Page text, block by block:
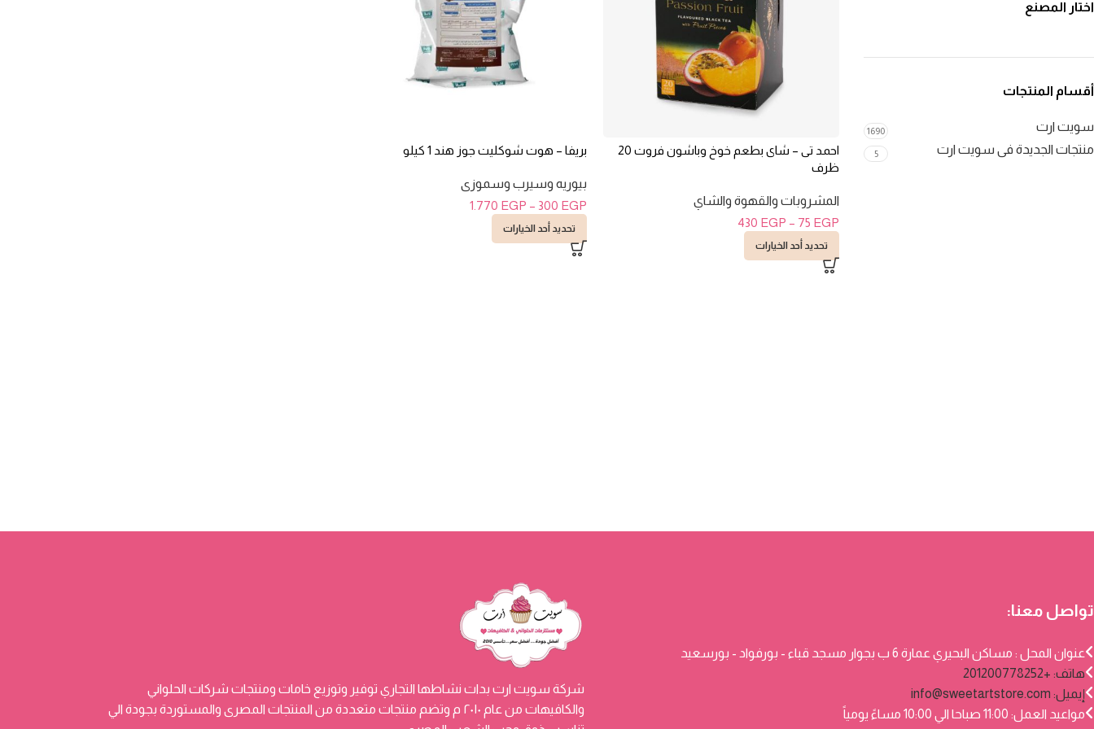
اختار المصنع
أقسام المنتجات
سويت ارت 1690
منتجات الجديدة فى سويت ارت 5
احمد تى – شاى بطعم خوخ وباشون فروت 20
ظرف
المشروبات والقهوة والشاي
75 EGP
–
430 EGP
تحديد أحد الخيارات
بريفا – هوت شوكليت جوز هند 1 كيلو
بيوريه وسيرب وسموزى
300 EGP
–
1.770 EGP
تحديد أحد الخيارات
شركة سويت ارت بدات نشاطها التجاري توفير وتوزيع خامات ومنتجات شركات الحلواني
والكافيهات من عام ٢٠١٠ م وتضم منتجات متعددة من المنتجات المصرى والمستوردة بجودة الي
تواصل معنا:
عنوان المحل : مساكن البحيري عمارة 6 ب بجوار مسجد قباء - بورفواد - بورسعيد
هاتف: +201200778252
إيميل: info@sweetartstore.com
مواعيد العمل: 11:00 صباحا الي 10:00 مساءً يومياً